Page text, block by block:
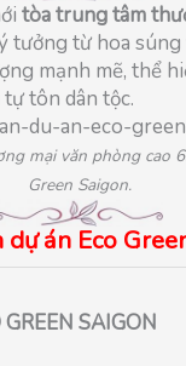
tòatrung tâm
tưởng từ hoa
mạnh mẽ, thể
tôn dân tộc.
mại văn phòng cao
Green Saigon.
án Eco
GREEN SAIGON